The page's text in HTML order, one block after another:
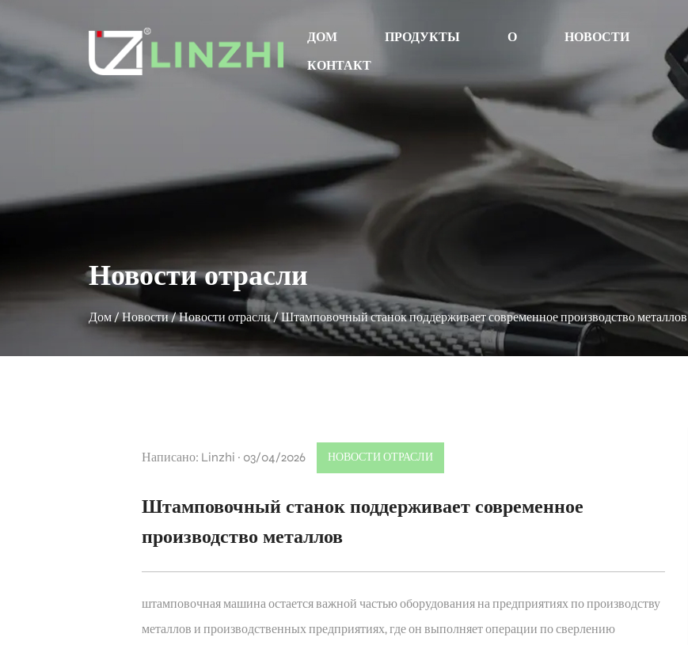
ДОМ ПРОДУКТЫ О
НОВОСТИ
КОНТАКТ
Новости отрасли
Дом/Новости/Новости отрасли/Штамповочный станок поддерживает современное производство металлов
Написано: Linzhi · 03/04/2026 НОВОСТИ ОТРАСЛИ
Штамповочный станок поддерживает современное
производство металлов
штамповочная машинаостается важной частью оборудования на предприятиях по производству
металлов и производственных предприятиях, где он выполняет операции по сверлению